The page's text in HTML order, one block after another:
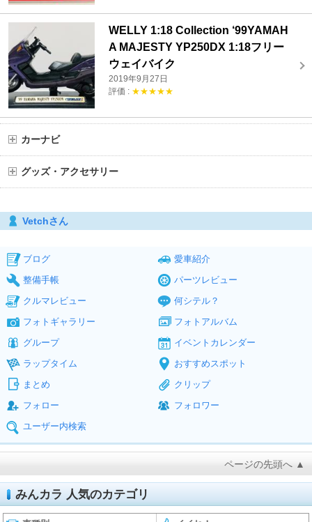
WELLY 1:18 Collection ‘99YAMAH
A MAJESTY YP250DX 1:18フリー
ウェイバイク
2019年9月27日
評価 : ★★★★★
カーナビ
グッズ・アクセサリー
Vetchさん
ブログ
愛車紹介
整備手帳
パーツレビュー
クルマレビュー
何シテル？
フォトギャラリー
フォトアルバム
グループ
イベントカレンダー
ラップタイム
おすすめスポット
まとめ
クリップ
フォロー
フォロワー
ユーザー内検索
ページの先頭へ ▲
みんカラ 人気のカテゴリ